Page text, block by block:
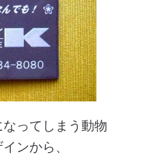
ってしまう動物
ンから、